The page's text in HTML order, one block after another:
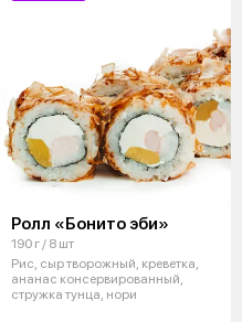
Ролл «Бонито эби»
190 г / 8 шт
Рис, сыр творожный, креветка,
ананас консервированный,
стружка тунца, нори